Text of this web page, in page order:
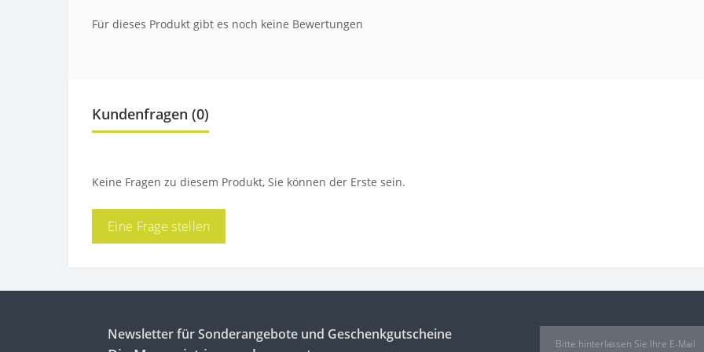
Für dieses Produkt gibt es noch keine Bewertungen
Kundenfragen (0)
Keine Fragen zu diesem Produkt, Sie können der Erste sein.
Eine Frage stellen
Newsletter für Sonderangebote und Geschenkgutscheine